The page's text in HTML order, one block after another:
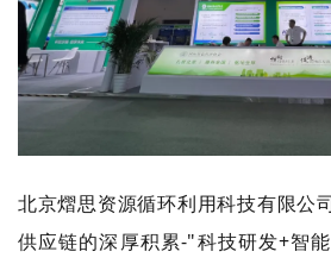
北京熠思资源循环利用科技有限
供应链的深厚积累-"科技研发+智